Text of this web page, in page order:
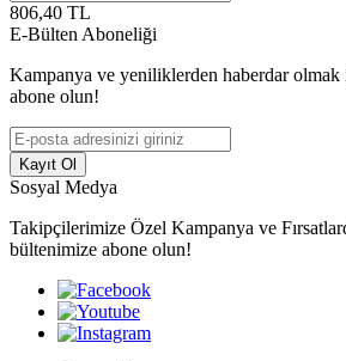
806,40 TL
E-Bülten Aboneliği
Kampanya ve yeniliklerden haberdar
abone olun!
Kayıt Ol
Sosyal Medya
Takipçilerimize Özel Kampanya ve
bültenimize abone olun!